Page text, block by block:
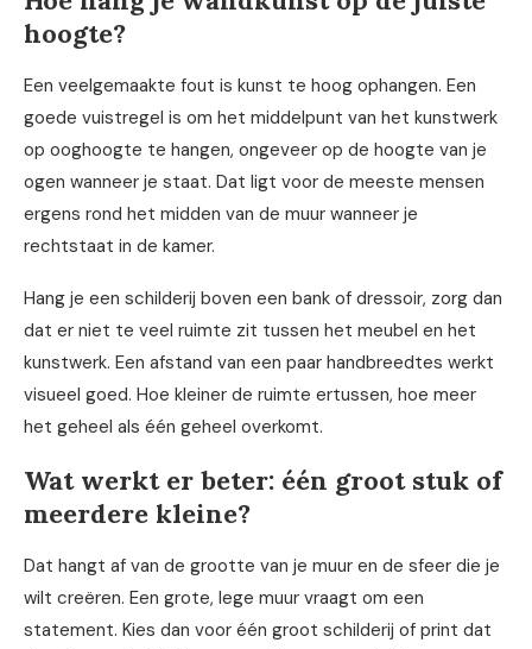
hoogte?
Een veelgemaakte fout is kunst te hoog ophangen. Een
goede vuistregel is om het middelpunt van het kunstwerk
op ooghoogte te hangen, ongeveer op de hoogte van je
ogen wanneer je staat. Dat ligt voor de meeste mensen
ergens rond het midden van de muur wanneer je
rechtstaat in de kamer.
Hang je een schilderij boven een bank of dressoir, zorg dan
dat er niet te veel ruimte zit tussen het meubel en het
kunstwerk. Een afstand van een paar handbreedtes werkt
visueel goed. Hoe kleiner de ruimte ertussen, hoe meer
het geheel als één geheel overkomt.
Wat werkt er beter: één groot stuk of
meerdere kleine?
Dat hangt af van de grootte van je muur en de sfeer die je
wilt creëren. Een grote, lege muur vraagt om een
statement. Kies dan voor één groot schilderij of print dat